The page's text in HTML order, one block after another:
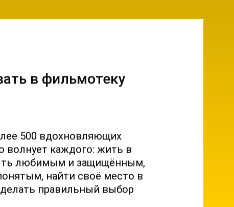
в фильмотеку
500 вдохновляющих
волнует каждого: жить в
любимым и защищённым,
найти своё место в
правильный выбор